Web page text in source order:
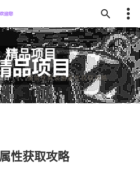
精品项目
目 魔兽世界装备属性获取攻略
性获取攻略